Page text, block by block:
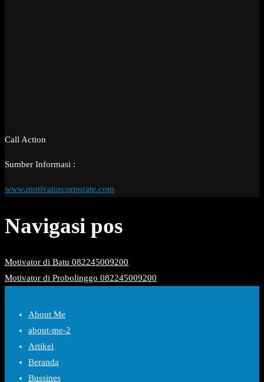
Call Action
Sumber Informasi :
www.motivatorcorporate.com
Navigasi pos
Motivator di Batu 082245009200
Motivator di Probolinggo 082245009200
About Me
about-me-2
Artikel
Beranda
Bussines